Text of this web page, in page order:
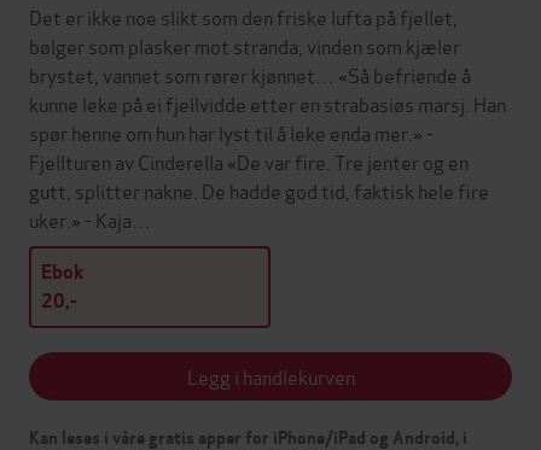
Det er ikke noe slikt som den friske lufta på fjellet,
bølger som plasker mot stranda, vinden som kjæler
brystet, vannet som rører kjønnet… «Så befriende å
kunne leke på ei fjellvidde etter en strabasiøs marsj. Han
spør henne om hun har lyst til å leke enda mer.» -
Fjellturen av Cinderella «De var fire. Tre jenter og en
gutt, splitter nakne. De hadde god tid, faktisk hele fire
uker.» - Kaja…
Ebok
20,-
Legg i handlekurven
Kan leses i våre gratis apper for iPhone/iPad og Android, i